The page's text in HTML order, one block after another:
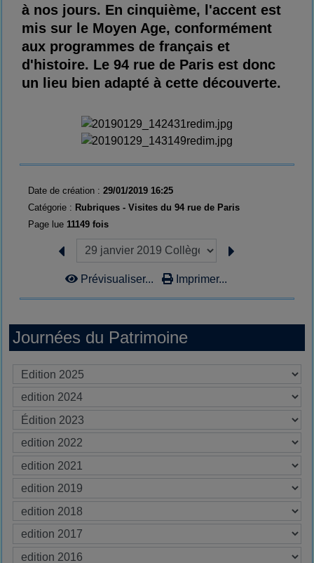
Journées du Patrimoine
à nos jours. En cinquième, l'accent est
mis sur le Moyen Age, conformément
aux programmes de français et
d'histoire. Le 94 rue de Paris est donc
un lieu bien adapté à cette découverte.
Date de création :29/01/2019 16:25
Catégorie : Rubriques - Visites du 94 rue de Paris
Page lue11149 fois
Prévisualiser... Imprimer...